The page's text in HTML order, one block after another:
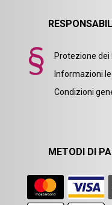
Protezione dei
Informazioni
Condizioni
METODI DI